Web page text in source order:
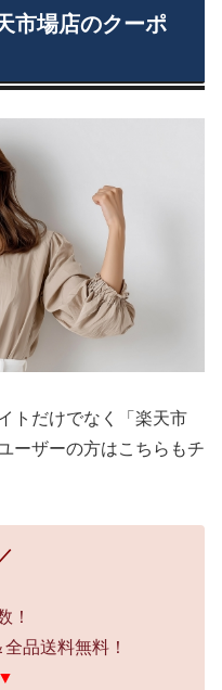
市場店のクーポ
トだけでなく「楽天市
ーザーの方はこちらもチ
！
品送料無料！